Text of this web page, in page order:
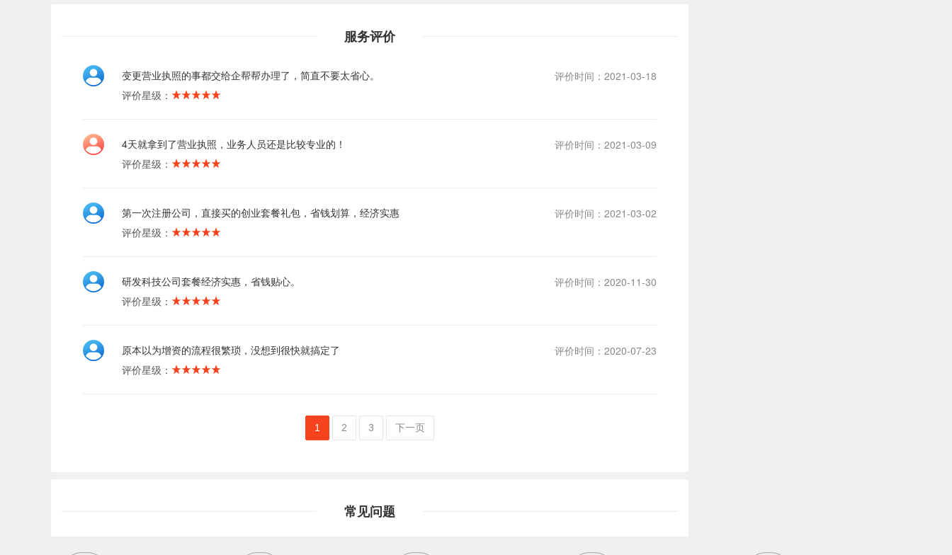
服务评价
评价时间：2021-03-18
变更营业执照的事都交给企帮帮办理了，简直不要太省心。
评价星级：
评价时间：2021-03-09
4天就拿到了营业执照，业务人员还是比较专业的！
评价星级：
评价时间：2021-03-02
第一次注册公司，直接买的创业套餐礼包，省钱划算，经济实惠
评价星级：
评价时间：2020-11-30
研发科技公司套餐经济实惠，省钱贴心。
评价星级：
评价时间：2020-07-23
原本以为增资的流程很繁琐，没想到很快就搞定了
评价星级：
1 2 3 下一页
常见问题